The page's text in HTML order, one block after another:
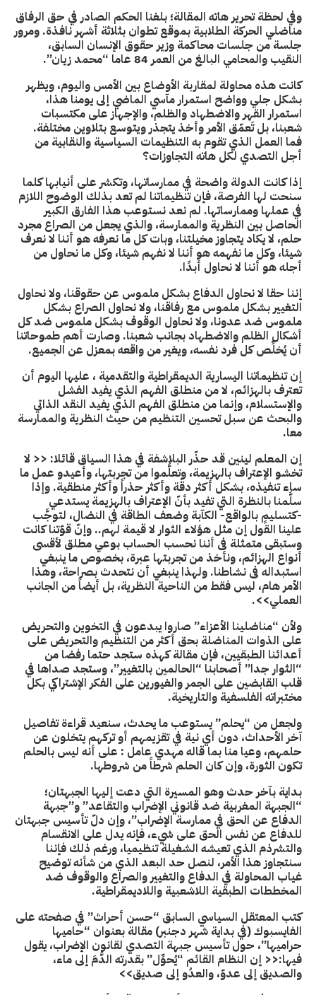
وفي لحظة تحرير هاته المقالة؛ بلغنا الحكم الصادر في حق الرفاق
مناضلي الحركة الطلابية بموقع تطوان بثلاثة أشهر نافذة. ومرور
جلسة من جلسات محاكمة وزير حقوق الإنسان السابق،
النقيب والمحامي البالغ من العمر 84 عاما “محمد زيان”.
كانت هذه محاولة لمقاربة الأوضاع بين الأمس واليوم، ويظهر
بشكل جلي وواضح استمرار مآسي الماضي إلى يومنا هذا،
استمرار القهر والاضطهاد والظلم، والإجهاز على مكتسبات
شعبنا، بل تَعمّق الأمر وأخذ يتجذر ويتوسع بتلاوين مختلفة.
فما العمل الذي تقوم به التنظيمات السياسية والنقابية من
أجل التصدي لكل هاته التجاوزات؟
إذا كانت الدولة واضحة في ممارساتها، وتكشر على أنيابها كلما
سنحت لها الفرصة، فإن تنظيماتنا لم تعد بذلك الوضوح اللازم
في عملها وممارساتها. لم نعد نستوعب هذا الفارق الكبير
الحاصل بين النظرية والممارسة، والذي يجعل من الصراع مجرد
حلم، لا يكاد يتجاوز مخيلتنا، وبات كل ما نعرفه هو أننا لا نعرف
شيئا، وكل ما نفهمه هو أننا لا نفهم شيئا، وكل ما نحاول من
أجله هو أننا لا نحاول أبدًا.
إننا حقا لا نحاول الدفاع بشكل ملموس عن حقوقنا، ولا نحاول
التغيير بشكل ملموس مع رفاقنا، ولا نحاول الصراع بشكل
ملموس ضد عدونا، ولا نحاول الوقوف بشكل ملموس ضد كل
أشكال الظلم والاضطهاد بجانب شعبنا. وصارت أهم طموحاتنا
أن يُخلِّص كل فرد نفسه، ويغير من واقعه بمعزل عن الجميع.
إن تنظيماتنا اليسارية الديمقراطية والتقدمية ، عليها اليوم أن
تعترف بالهزائم، لا من منطلق الفهم الذي يفيد الفشل
والإستسلام، وإنما من منطلق الفهم الذي يفيد النقد الذاتي
والبحث عن سبل تحسين التنظيم من حيث النظرية والممارسة
معا.
إن المعلم لينين قد حذّر البلاشفة في هذا السياق قائلا: << لا
تخشو الإعتراف بالهزيمة، وتعلَّموا من تجربتها، وأعيدو عمل ما
ساء تنفيذه، بشكل أكثر دقّة وأكثر حذراً وأكثر منطقية. وإذا
سلَّمنا بالنظرة التي تفيد بأنّ الإعتراف بالهزيمة يستدعي
-كتسليمٍ بالواقع- الكآبة وضعف الطاقة في النضال، لتوجَّب
علينا القول إن مثل هؤلاء الثوار لا قيمة لهم.. وإنّ قوّتنا كانت
وستبقى متمثلة فى أننا نحسب الحساب بوعي مطلق لأقسى
أنواع الهزائم، ونأخذ من تجربتها عبرة، بخصوص ما ينبغي
استبداله فى نشاطنا. ولهذا ينبغي أن نتحدث بصراحة، وهذا
الأمر هام، ليس فقط من الناحية النظرية، بل أيضاً من الجانب
العملي>>.
ولأن “مناضلينا الأعزاء” صاروا يبدعون في التخوين والتحريض
على الذوات المناضلة بحق أكثر من التنظيم والتحريض على
أعدائنا الطبقيين، فإن مقالة كهذه ستجد حتما رفضا من
“الثوار جدا” أصحابنا “الحالمين بالتغيير”، وستجد صداها في
قلب القابضين على الجمر والغيورين على الفكر الإشتراكي بكل
مختبراته الفلسفية والتاريخية.
ولجعل من “يحلم” يستوعب ما يحدث، سنعيد قراءة تفاصيل
آخر الأحداث، دون أي نية في تقزيمهم أو تركهم يتخلون عن
حلمهم، وعيا منا بما قاله مهدي عامل : على أنه ليس بالحلم
تكون الثورة، وإن كان الحلم شرطاً من شروطها.
بداية بآخر حدث وهو المسيرة التي دعت إليها الجبهتان؛
“الجبهة المغربية ضد قانوني الإضراب والتقاعد” و”جبهة
الدفاع عن الحق في ممارسة الإضراب”، وإن دلّ تأسيس جبهتان
للدفاع عن نفس الحق على شيء، فإنه يدل على الانقسام
والتشرذم الذي تعيشه الشغيلة تنظيميا، ورغم ذلك فإننا
سنتجاوز هذا الأمر، لنصل حد البعد الذي من شأنه توضيح
غياب المحاولة في الدفاع والتغيير والصراع والوقوف ضد
المخططات الطبقية اللاشعبية واللاديمقراطية.
كتب المعتقل السياسي السابق “حسن أحراث” في صفحته على
الفايسبوك (في بداية شهر دجنبر) مقالة بعنوان “حاميها
حراميها”، حول تأسيس جبهة التصدي لقانون الإضراب، يقول
فيها:<< إن النظام القائم “يُحوِّل” بقدرته الدَّمَ إلى ماء،
والصديق إلى عدوّ، والعدُو إلى صديق>>